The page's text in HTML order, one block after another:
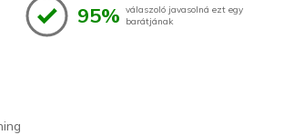
95% válaszoló javasolná ezt egy
barátjának